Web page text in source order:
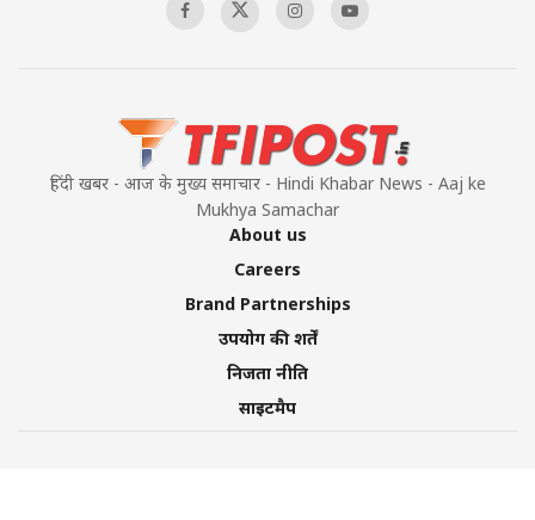
हिंदी खबर - आज के मुख्य समाचार - Hindi Khabar News - Aaj ke
Mukhya Samachar
About us
Careers
Brand Partnerships
उपयोग की शर्तें
निजता नीति
साइटमैप